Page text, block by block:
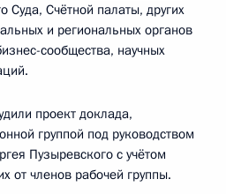
Суда, Счётной палаты, других
и региональных органов
сообщества, научных
проект доклада,
группой под руководством
Пузыревского с учётом
от членов рабочей группы.